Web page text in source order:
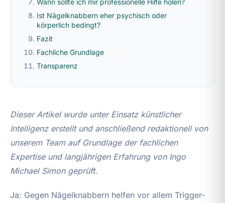
Ist Nägelknabbern eher psychisch oder
körperlich bedingt?
Fazit
Fachliche Grundlage
Transparenz
Dieser Artikel wurde unter Einsatz künstlicher
Intelligenz erstellt und anschließend redaktionell von
unserem Team auf Grundlage der fachlichen
Expertise und langjährigen Erfahrung von Ingo
Michael Simon geprüft.
Ja: Gegen Nägelknabbern helfen vor allem Trigger-